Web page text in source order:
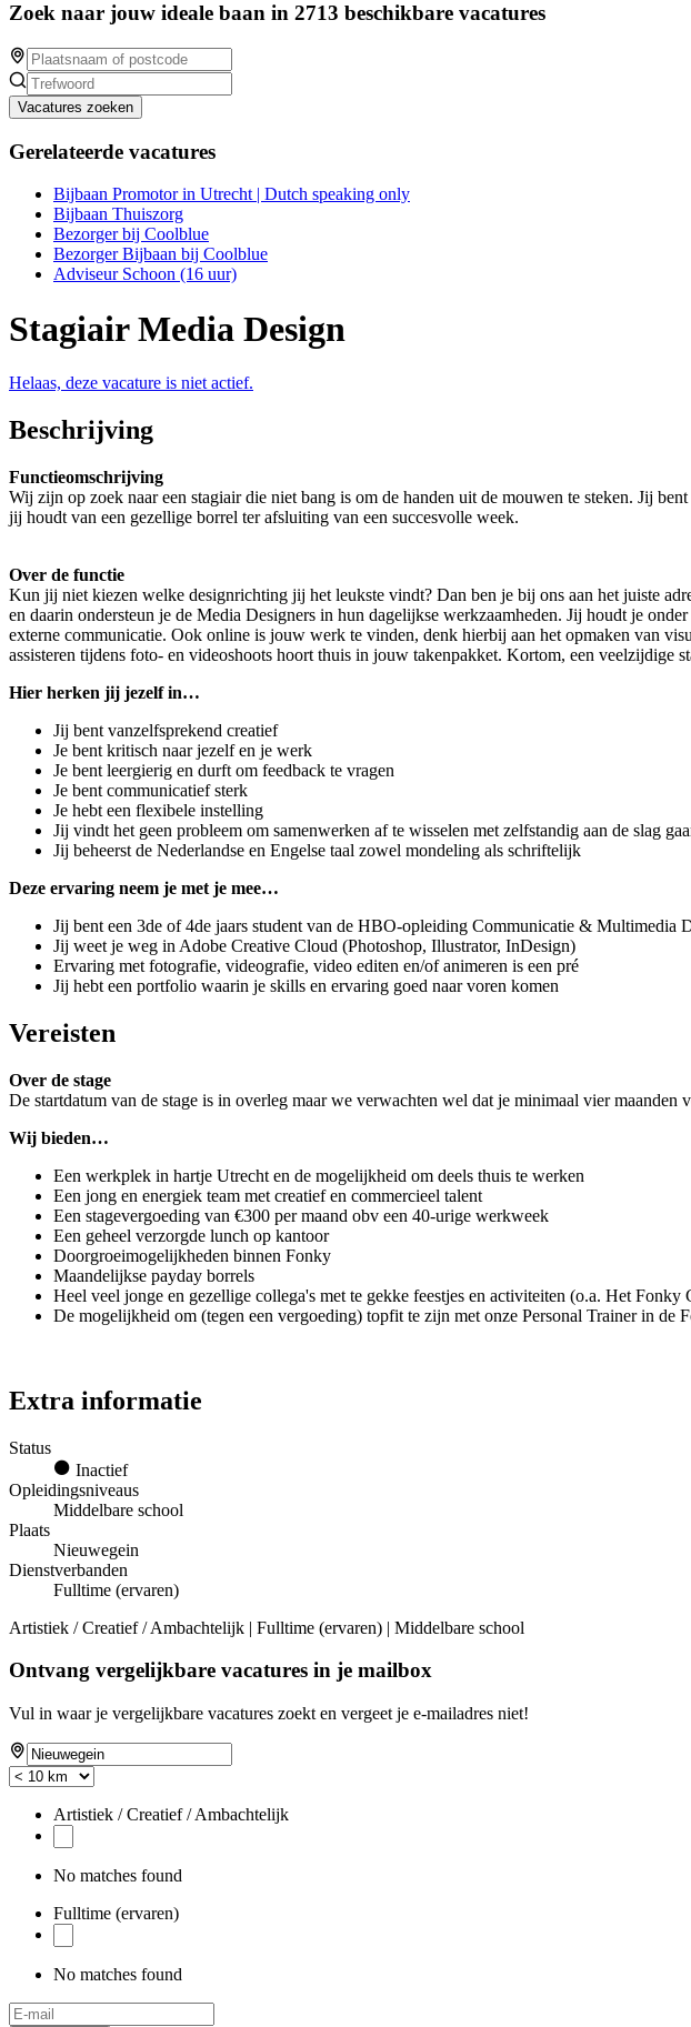
Zoek naar jouw ideale baan in 2713 beschikbare vacatures
Vacatures zoeken
Gerelateerde vacatures
Bijbaan Promotor in Utrecht | Dutch speaking only
Bijbaan Thuiszorg
Bezorger bij Coolblue
Bezorger Bijbaan bij Coolblue
Adviseur Schoon (16 uur)
Stagiair Media Design
Helaas, deze vacature is niet actief.
Beschrijving
Functieomschrijving
Wij zijn op zoek naar een stagiair die niet bang is om de handen uit de mouwen te steken. Jij
jij houdt van een gezellige borrel ter afsluiting van een succesvolle week.
Over de functie
Kun jij niet kiezen welke designrichting jij het leukste vindt? Dan ben je bij ons aan het juiste
en daarin ondersteun je de Media Designers in hun dagelijkse werkzaamheden. Jij houdt je
externe communicatie. Ook online is jouw werk te vinden, denk hierbij aan het opmaken van
assisteren tijdens foto- en videoshoots hoort thuis in jouw takenpakket. Kortom, een veelzijdige
Hier herken jij jezelf in…
Jij bent vanzelfsprekend creatief
Je bent kritisch naar jezelf en je werk
Je bent leergierig en durft om feedback te vragen
Je bent communicatief sterk
Je hebt een flexibele instelling
Jij vindt het geen probleem om samenwerken af te wisselen met zelfstandig aan de slag
Jij beheerst de Nederlandse en Engelse taal zowel mondeling als schriftelijk
Deze ervaring neem je met je mee…
Jij bent een 3de of 4de jaars student van de HBO-opleiding Communicatie & Multimedia
Jij weet je weg in Adobe Creative Cloud (Photoshop, Illustrator, InDesign)
Ervaring met fotografie, videografie, video editen en/of animeren is een pré
Jij hebt een portfolio waarin je skills en ervaring goed naar voren komen
Vereisten
Over de stage
De startdatum van de stage is in overleg maar we verwachten wel dat je minimaal vier
Wij bieden…
Een werkplek in hartje Utrecht en de mogelijkheid om deels thuis te werken
Een jong en energiek team met creatief en commercieel talent
Een stagevergoeding van €300 per maand obv een 40-urige werkweek
Een geheel verzorgde lunch op kantoor
Doorgroeimogelijkheden binnen Fonky
Maandelijkse payday borrels
Heel veel jonge en gezellige collega's met te gekke feestjes en activiteiten (o.a. Het Fonky
De mogelijkheid om (tegen een vergoeding) topfit te zijn met onze Personal Trainer in de
Extra informatie
Status
Inactief
Opleidingsniveaus
Middelbare school
Plaats
Nieuwegein
Dienstverbanden
Fulltime (ervaren)
Artistiek / Creatief / Ambachtelijk | Fulltime (ervaren) | Middelbare school
Ontvang vergelijkbare vacatures in je mailbox
Vul in waar je vergelijkbare vacatures zoekt en vergeet je e-mailadres niet!
Artistiek / Creatief / Ambachtelijk
No matches found
Fulltime (ervaren)
No matches found